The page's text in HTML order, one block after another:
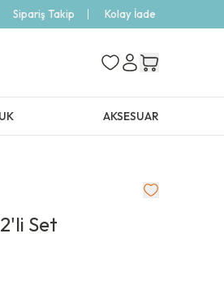
Sipariş Takip Kolay İade
AKSESUAR
Set